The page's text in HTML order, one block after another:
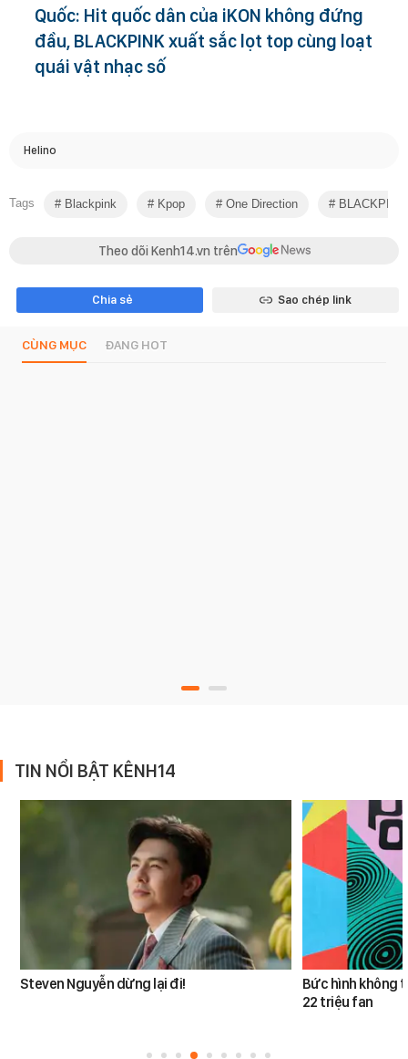
Quốc: Hit quốc dân của iKON không đứng
đầu, BLACKPINK xuất sắc lọt top cùng loạt
quái vật nhạc số
Helino
Tags Blackpink Kpop One Direction BLACKPINK
Theo dõi Kenh14.vn trên
Chia sẻ Sao chép link
CÙNG MỤC ĐANG HOT
TIN NỔI BẬT KÊNH14
Steven Nguyễn dừng lại đi!
Bức hình không
22 triệu fan